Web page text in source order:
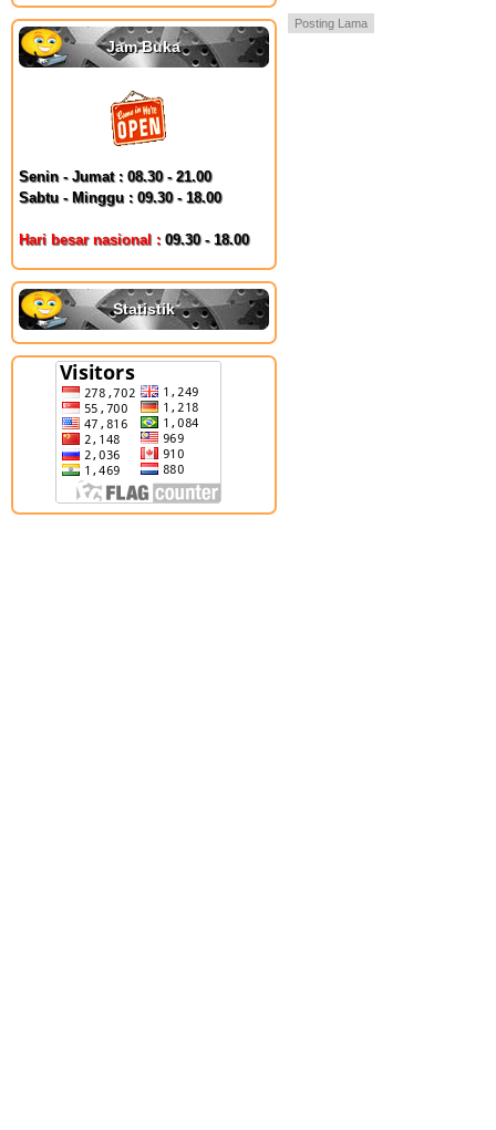
Jam Buka
Senin - Jumat : 08.30 - 21.00
Sabtu - Minggu : 09.30 - 18.00
Hari besar nasional : 09.30 - 18.00
Statistik
Posting Lama